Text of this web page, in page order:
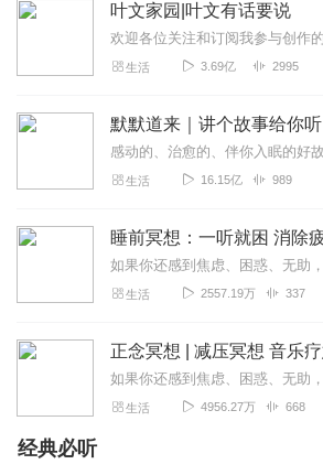
叶文家园|叶文有话要说
生活 3.69亿 2995
默默道来｜讲个故事给你听
生活 16.15亿 989
生活 2557.19万 337
生活 4956.27万 668
经典必听